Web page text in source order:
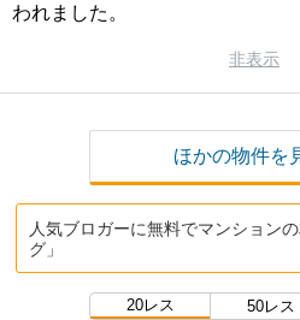
われました。
非表示
ほかの物件を
人気ブロガーに無料でマンション
グ」
20レス 50レス